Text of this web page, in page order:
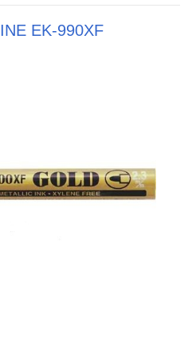
EK-990XF